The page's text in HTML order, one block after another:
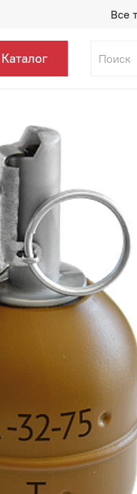
Все
Каталог